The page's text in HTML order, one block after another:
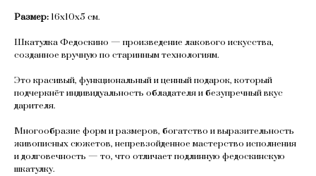
Размер: 16х10х5 см.
Шкатулка Федоскино — произведение лакового искусства,
созданное вручную по старинным технологиям.
Это красивый, функциональный и ценный подарок, который
подчеркнёт индивидуальность обладателя и безупречный вкус
дарителя.
Многообразие форм и размеров, богатство и выразительность
живописных сюжетов, непревзойденное мастерство исполнения
и долговечность — то, что отличает подлинную федоскинскую
шкатулку.